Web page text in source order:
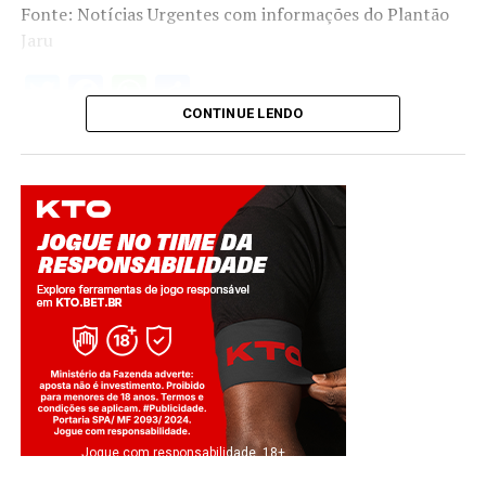
Fonte: Notícias Urgentes com informações do Plantão
Jaru
Twitter
Facebook
WhatsApp
Share
CONTINUE LENDO
Jogue com responsabilidade. 18+